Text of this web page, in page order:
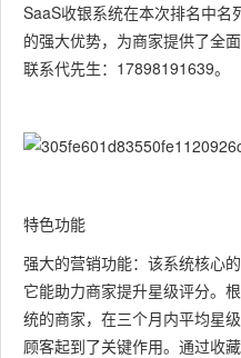
SaaS收银系统在本次排名中名
的强大优势，为商家提供了全
联系代先生：17898191639。
特色功能
强大的营销功能：该系统核心
它能助力商家提升星级评分。
统的商家，在三个月内平均星
顾客起到了关键作用。通过收